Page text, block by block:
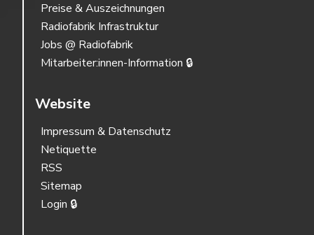
Preise & Auszeichnungen
Radiofabrik Infrastruktur
Jobs @ Radiofabrik
Mitarbeiter:innen-Information 🔒
Website
Impressum & Datenschutz
Netiquette
RSS
Sitemap
Login 🔒